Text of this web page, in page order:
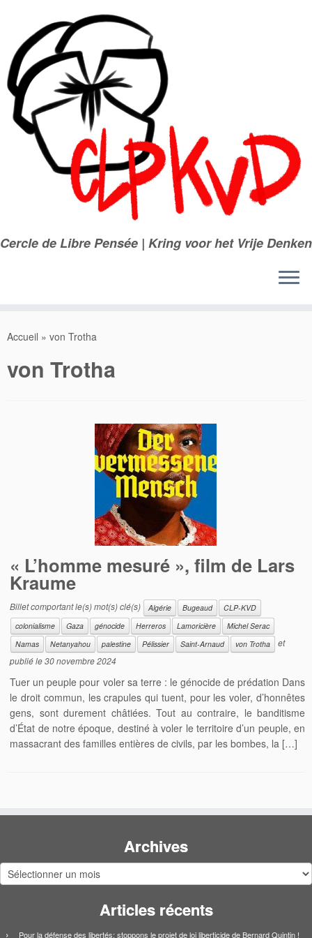
contenu
Cercle de Libre Pensée | Kring voor het Vrije Denken
Accueil » von Trotha
von Trotha
« L’homme mesuré », film de Lars
Kraume
Billet comportant le(s) mot(s) clé(s) Algérie Bugeaud
CLP-KVD
colonialisme
Gaza génocide Herreros Lamoricière
Michel Serac
Namas
Netanyahou palestine Pélissier Saint-Arnaud von Trotha
et
publié le30 novembre 2024
Tuer un peuple pour voler sa terre : le génocide de prédation Dans
le droit commun, les crapules qui tuent, pour les voler, d’honnêtes
gens, sont durement châtiées. Tout au contraire, le banditisme
d’État de notre époque, destiné à voler le territoire d’un peuple, en
massacrant des familles entières de civils, par les bombes, la […]
Archives
Archives
Articles récents
Pour la défense des libertés: stoppons le projet de loi liberticide de Bernard Quintin !